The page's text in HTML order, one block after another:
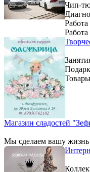
Чип-
Магазин сладостей
Мы сделаем вашу